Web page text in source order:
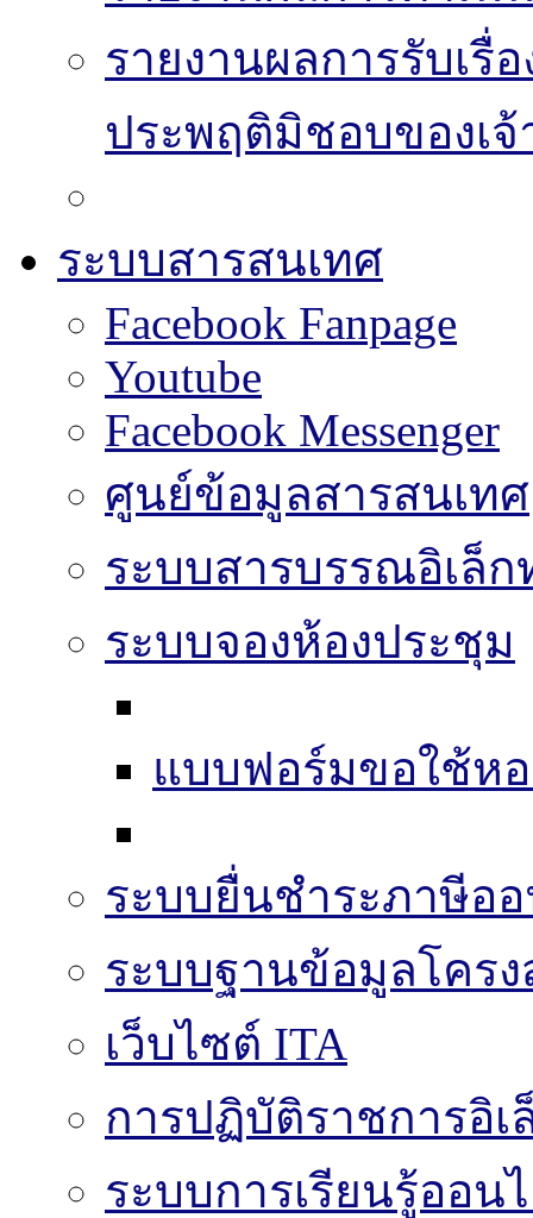
รายงานผลการรับเรื่
ประพฤติมิชอบของเ
ระบบสารสนเทศ
Facebook Fanpage
Youtube
Facebook Messenger
ศูนย์ข้อมูลสารสนเทศ
ระบบสารบรรณอิเล็
ระบบจองห้องประชุม
แบบฟอร์มขอใช้ห
ระบบยื่นชำระภาษีอ
ระบบฐานข้อมูลโคร
เว็บไซต์ ITA
การปฏิบัติราชการอิ
ระบบการเรียนรู้ออน